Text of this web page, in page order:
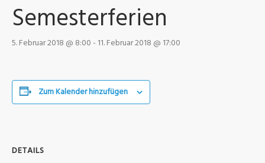
Semesterferien
5. Februar 2018 @ 8:00- 11. Februar 2018 @ 17:00
Zum Kalender hinzufügen
DETAILS